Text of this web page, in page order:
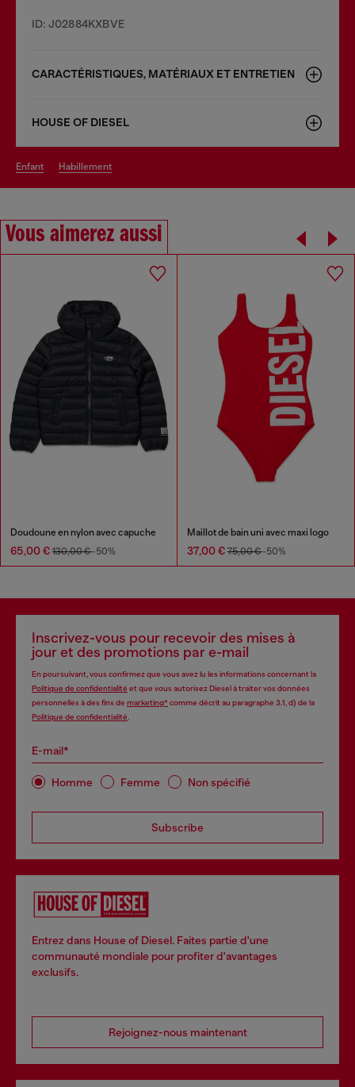
ID: J02884KXBVE
CARACTÉRISTIQUES, MATÉRIAUX ET ENTRETIEN
HOUSE OF DIESEL
enfant habillement
Vous aimerez aussi
Doudoune en nylon avec capuche
65,00 € 130,00 €-50%
Maillot de bain uni avec maxi logo
37,00 € 75,00 €-50%
Inscrivez-vous pour recevoir des mises à
jour et des promotions par e-mail
En poursuivant, vous confirmez que vous avez lu les informations concernant la
Politique de confidentialité et que vous autorisez Diesel à traiter vos données
personnelles à des fins de marketing*comme décrit au paragraphe 3.1, d) de la
Politique de confidentialité
E-mail*
Homme Femme Non spécifié
Subscribe
Entrez dans House of Diesel. Faites partie d'une
communauté mondiale pour profiter d'avantages
exclusifs.
Rejoignez-nous maintenant